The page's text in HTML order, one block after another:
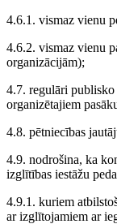
4.6.1. vismaz vienu
4.6.2. vismaz vienu
organizācijām);
4.7. regulāri publisko
organizētajiem
4.8. pētniecības
4.9. nodrošina, ka
izglītības iestāžu
4.9.1. kuriem
ar izglītojamiem ar